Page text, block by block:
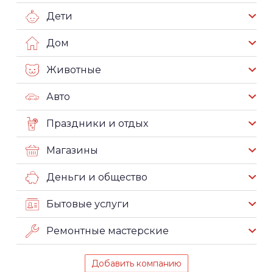
Дети
Дом
Животные
Авто
Праздники и отдых
Магазины
Деньги и общество
Бытовые услуги
Ремонтные мастерские
Добавить компанию